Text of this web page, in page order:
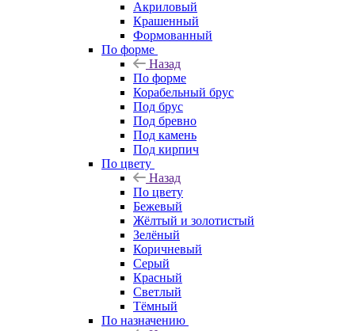
Акриловый
Крашенный
Формованный
По форме
Назад
По форме
Корабельный брус
Под брус
Под бревно
Под камень
Под кирпич
По цвету
Назад
По цвету
Бежевый
Жёлтый и золотистый
Зелёный
Коричневый
Серый
Красный
Светлый
Тёмный
По назначению